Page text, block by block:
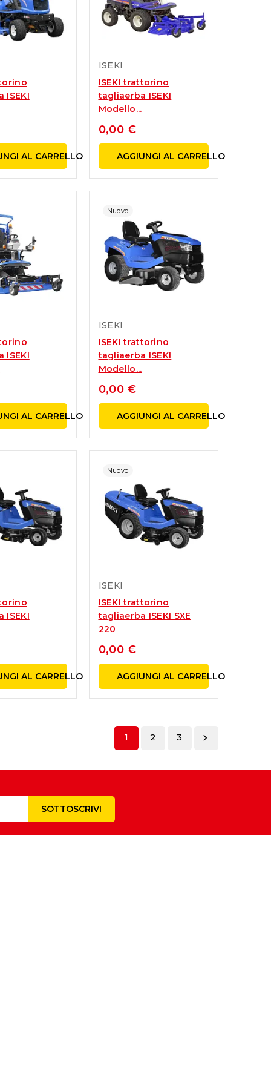
ISEKI
AL CARRELLO
ISEKI
ISEKI trattorino
tagliaerba ISEKI
Modello...
0,00 €
AGGIUNGI AL CARRELLO
ISEKI
AL CARRELLO
Nuovo
ISEKI
ISEKI trattorino
tagliaerba ISEKI
Modello...
0,00 €
AGGIUNGI AL CARRELLO
ISEKI
AL CARRELLO
Nuovo
ISEKI
ISEKI trattorino
tagliaerba ISEKI SXE
220
0,00 €
AGGIUNGI AL CARRELLO
1 2 3 